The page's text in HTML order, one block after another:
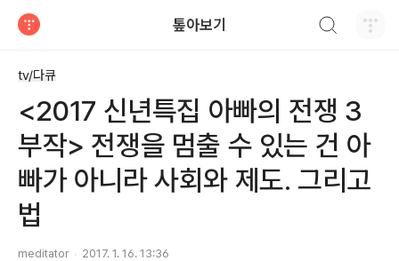
톺아보기
tv/다큐
<2017 신년특집 아빠의 전쟁 3
부작> 전쟁을 멈출 수 있는 건 아
빠가 아니라 사회와 제도. 그리고
법
meditator 2017. 1. 16. 13:36